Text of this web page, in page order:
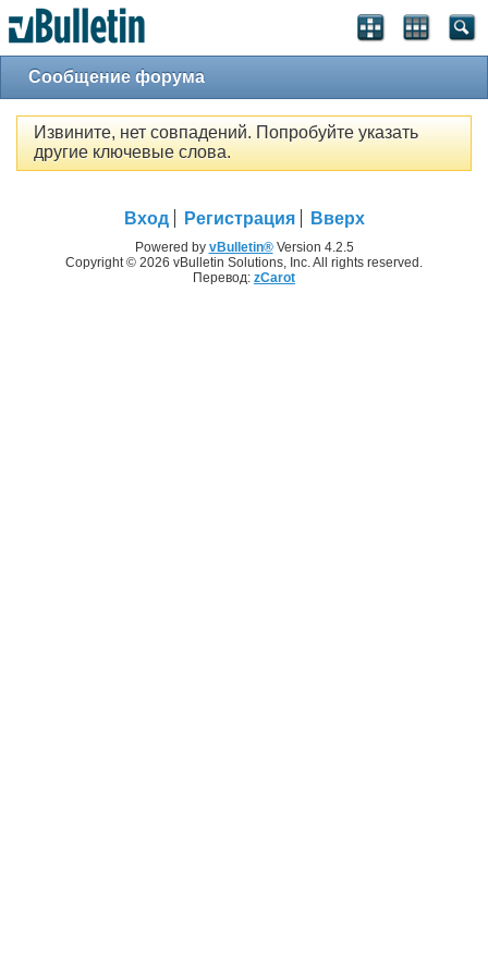
Сообщение форума
Извините, нет совпадений. Попробуйте указать
другие ключевые слова.
Вход Регистрация Вверх
Powered by vBulletin®Version 4.2.5
Copyright © 2026 vBulletin Solutions, Inc. All rights reserved.
Перевод: zCarot